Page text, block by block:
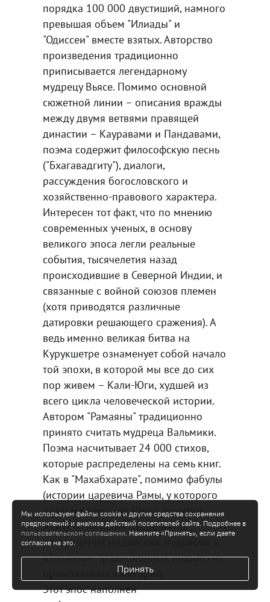
порядка 100 000 двустиший, намного
превышая объем "Илиады" и
"Одиссеи" вместе взятых. Авторство
произведения традиционно
приписывается легендарному
мудрецу Вьясе. Помимо основной
сюжетной линии – описания вражды
между двумя ветвями правящей
династии – Кауравами и Пандавами,
поэма содержит философскую песнь
("Бхагавадгиту"), диалоги,
рассуждения богословского и
хозяйственно-правового характера.
Интересен тот факт, что по мнению
современных ученых, в основу
великого эпоса легли реальные
события, тысячелетия назад
происходившие в Северной Индии, и
связанные с войной союзов племен
(хотя приводятся различные
датировки решающего сражения). А
ведь именно великая битва на
Курукшетре ознаменует собой начало
той эпохи, в которой мы все до сих
пор живем – Кали-Юги, худшей из
всего цикла человеческой истории.
Автором "Рамаяны" традиционно
принято считать мудреца Вальмики.
Поэма насчитывает 24 000 стихов,
которые распределены на семь книг.
Как в "Махабхарате", помимо фабулы
(истории царевича Рамы, у которого
владыка демонов Раван похитил
жену), в "Рамаяне" содержатся
рассуждения индийских мудрецов и
изложение традиционных индийских
нравственных категорий.
Этот эпос наполнен
Мы используем файлы cookie и другие средства сохранения
предпочтений и анализа действий посетителей сайта. Подробнее в
пользовательском соглашении. Нажмите «Принять», если даете
согласие на это.
Принять